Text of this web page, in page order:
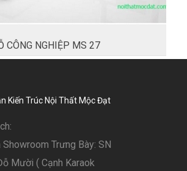
CÔNG NGHIỆP MS 27
Kiến Trúc Nội Thất Mộc Đạt
Showroom Trưng Bày: SN
Mười ( Cạnh Karaok